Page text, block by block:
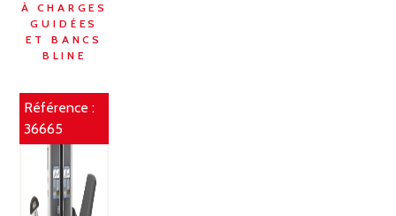
À CHARGES
GUIDÉES
ET BANCS
BLINE
Référence :
36665